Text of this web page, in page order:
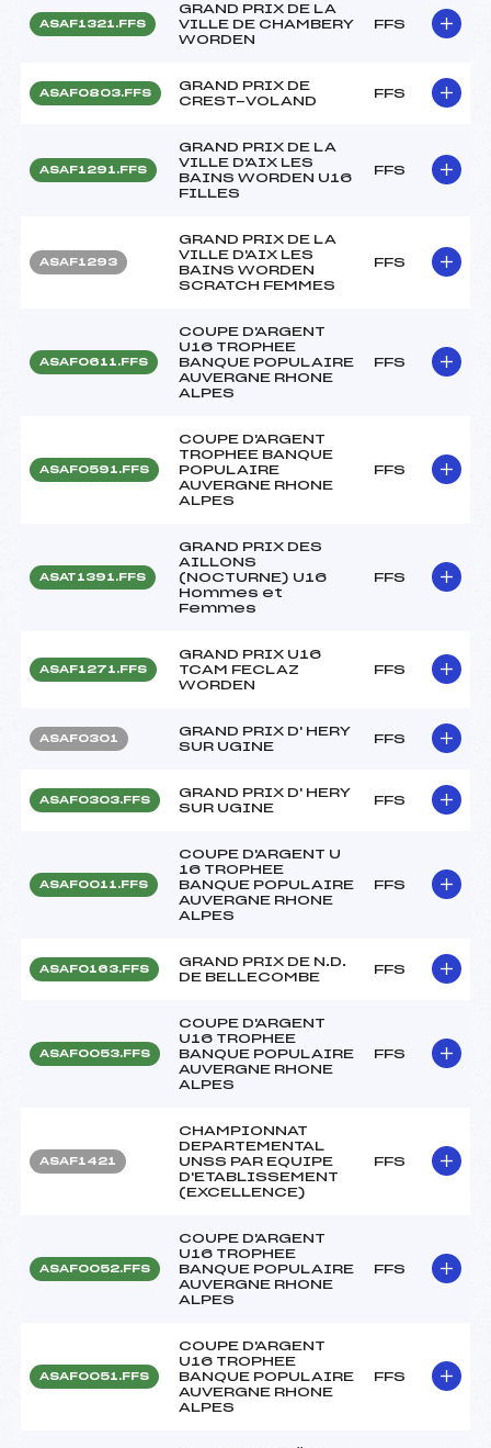
ASAF1321.FFS
GRAND PRIX DE LA
VILLE DE CHAMBERY
WORDEN
FFS
ASAF0803.FFS
GRAND PRIX DE
CREST-VOLAND
FFS
ASAF1291.FFS
GRAND PRIX DE LA
VILLE D'AIX LES
BAINS WORDEN U16
FILLES
FFS
ASAF1293
GRAND PRIX DE LA
VILLE D'AIX LES
BAINS WORDEN
SCRATCH FEMMES
FFS
ASAF0611.FFS
COUPE D'ARGENT
U16 TROPHEE
BANQUE POPULAIRE
AUVERGNE RHONE
ALPES
FFS
ASAF0591.FFS
COUPE D'ARGENT
TROPHEE BANQUE
POPULAIRE
AUVERGNE RHONE
ALPES
FFS
ASAT1391.FFS
GRAND PRIX DES
AILLONS
(NOCTURNE) U16
Hommes et
Femmes
FFS
ASAF1271.FFS
GRAND PRIX U16
TCAM FECLAZ
WORDEN
FFS
ASAF0301
GRAND PRIX D' HERY
SUR UGINE
FFS
ASAF0303.FFS
GRAND PRIX D' HERY
SUR UGINE
FFS
ASAF0011.FFS
COUPE D'ARGENT U
16 TROPHEE
BANQUE POPULAIRE
AUVERGNE RHONE
ALPES
FFS
ASAF0163.FFS
GRAND PRIX DE N.D.
DE BELLECOMBE
FFS
ASAF0053.FFS
COUPE D'ARGENT
U16 TROPHEE
BANQUE POPULAIRE
AUVERGNE RHONE
ALPES
FFS
ASAF1421
CHAMPIONNAT
DEPARTEMENTAL
UNSS PAR EQUIPE
D'ETABLISSEMENT
(EXCELLENCE)
FFS
ASAF0052.FFS
COUPE D'ARGENT
U16 TROPHEE
BANQUE POPULAIRE
AUVERGNE RHONE
ALPES
FFS
ASAF0051.FFS
COUPE D'ARGENT
U16 TROPHEE
BANQUE POPULAIRE
AUVERGNE RHONE
ALPES
FFS